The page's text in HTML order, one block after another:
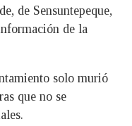
de Sensuntepeque,
de la
solo murió
que no se